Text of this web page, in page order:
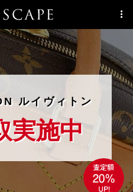
ルイヴィトン
実施中